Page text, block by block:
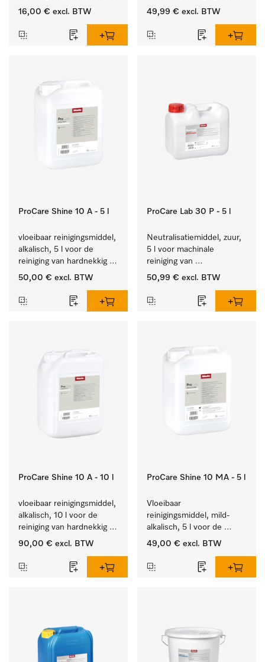
ideaal voor glazen.
16,00 € excl. BTW
laboratoriumglaswerk en -
49,99 € excl. BTW
ProCare Shine 10 A - 5 l
vloeibaar reinigingsmiddel,
alkalisch, 5 l voor de
reiniging van hardnekkig
vuil op serviesgoed,
50,00 € excl. BTW
ProCare Lab 30 P - 5 l
Neutralisatiemiddel, zuur,
5 l voor machinale
reiniging van
laboratoriumglaswerk en -
50,99 € excl. BTW
ProCare Shine 10 A - 10 l
vloeibaar reinigingsmiddel,
alkalisch, 10 l voor de
reiniging van hardnekkig
vuil op serviesgoed,
90,00 € excl. BTW
ProCare Shine 10 MA - 5 l
Vloeibaar
reinigingsmiddel, mild-
alkalisch, 5 l voor de
reiniging van lichte
bestek en glazen.
49,00 € excl. BTW